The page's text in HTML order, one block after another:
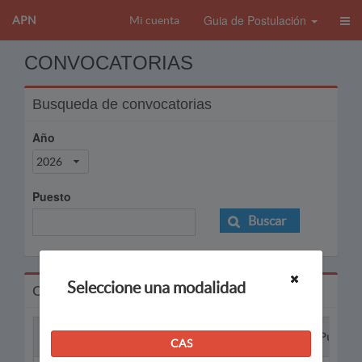
APN Mi cuenta Guia de Postulación
CONVOCATORIAS
Busqueda de convocatorias
Año
2026
Puesto
Buscar
Convocatorias
Puesto
Seleccione una modalidad
CAS